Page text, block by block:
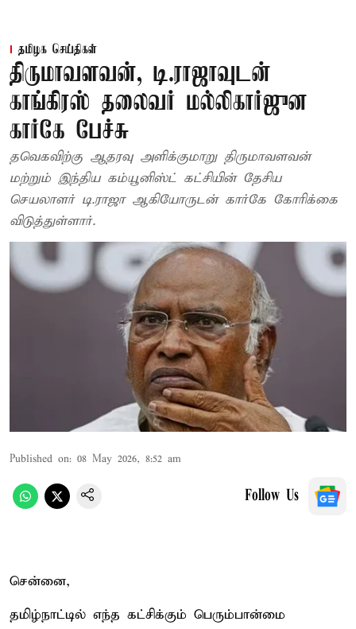
தமிழக செய்திகள்
திருமாவளவன், டி.ராஜாவுடன்
காங்கிரஸ் தலைவர் மல்லிகார்ஜுன
கார்கே பேச்சு
தவெகவிற்கு ஆதரவு அளிக்குமாறு திருமாவளவன்
மற்றும் இந்திய கம்யூனிஸ்ட் கட்சியின் தேசிய
செயலாளர் டி.ராஜா ஆகியோருடன் கார்கே கோரிக்கை
விடுத்துள்ளார்.
Published on: 08 May 2026, 8:52 am
Follow Us
சென்னை,
தமிழ்நாட்டில் எந்த கட்சிக்கும் பெரும்பான்மை